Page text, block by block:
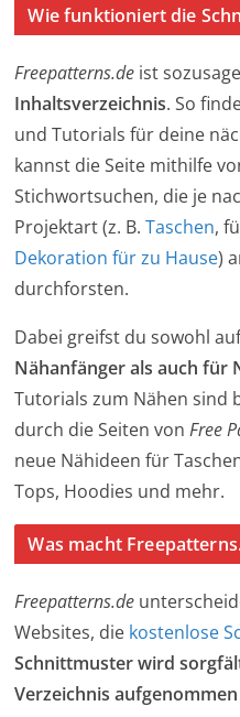
Wie funktioniert die
Freepatterns.de ist
Inhaltsverzeichnis. So
und Tutorials für deine
kannst die Seite mithilfe
Stichwortsuchen, die je
Projektart (z. B.Taschen,
Dekoration für zu Hause)
durchforsten.
Dabei greifst du sowohl
Nähanfänger als auch für
Tutorials zum Nähen sind
durch die Seiten von Free
neue Nähideen für
Tops, Hoodies und mehr.
Was macht
Freepatterns.de
Websites, die kostenlose
Schnittmuster wird
Verzeichnis